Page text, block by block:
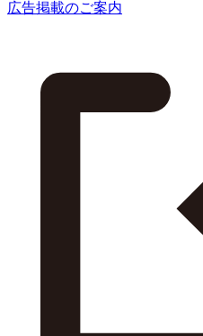
広告掲載のご案内